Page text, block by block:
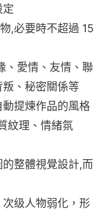
定
,必要時不超過 15
、愛情、友情、聯
、秘密關係等
提煉作品的風格
紋理、情緒氛
整體視覺設計,而
级人物弱化，形